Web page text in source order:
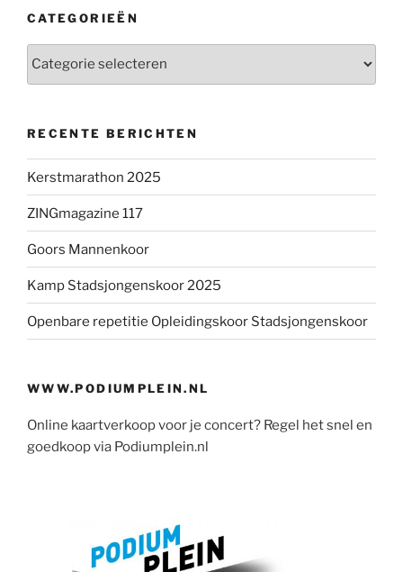
CATEGORIEËN
RECENTE BERICHTEN
Kerstmarathon 2025
ZINGmagazine 117
Goors Mannenkoor
Kamp Stadsjongenskoor 2025
Openbare repetitie Opleidingskoor Stadsjongenskoor
WWW.PODIUMPLEIN.NL
Online kaartverkoop voor je concert? Regel het snel en
goedkoop via Podiumplein.nl